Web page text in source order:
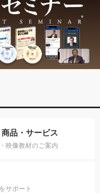
品・サービス
映像教材のご案内
サポート